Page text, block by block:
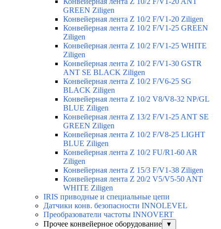
GREEN Ziligen
Конвейерная лента Z 10/2 F/V1-20 Ziligen
Конвейерная лента Z 10/2 F/V1-25 GREEN
Ziligen
Конвейерная лента Z 10/2 F/V1-25 WHITE
Ziligen
Конвейерная лента Z 10/2 F/V1-30 GSTR
ANT SE BLACK Ziligen
Конвейерная лента Z 10/2 F/V6-25 SG
BLACK Ziligen
Конвейерная лента Z 10/2 V8/V8-32 NP/GL
BLUE Ziligen
Конвейерная лента Z 13/2 F/V1-25 ANT SE
GREEN Ziligen
Конвейерная лента Z 10/2 F/V8-25 LIGHT
BLUE Ziligen
Конвейерная лента Z 10/2 FU/R1-60 AR
Ziligen
Конвейерная лента Z 15/3 F/V1-38 Ziligen
Конвейерная лента Z 20/2 V5/V5-50 ANT
WHITE Ziligen
IRIS приводные и специальные цепи
Датчики конв. безопасности INNOLEVEL
Преобразователи частоты INNOVERT
Прочее конвейерное оборудование
▼